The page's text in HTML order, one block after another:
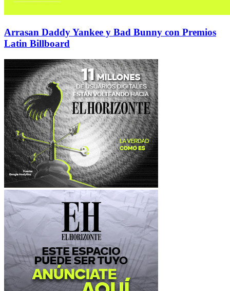
Arrasan Daddy Yankee y Bad Bunny con Premios
Latin Billboard